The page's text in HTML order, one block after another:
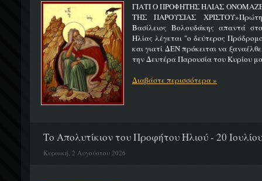
ΓΙΑΤΙ Ο ΠΡΟΦΗΤΗΣ ΗΛΙΑΣ
ΤΗΣ ΠΑΡΟΥΣΙΑΣ
Βασίλειος Βολουδάκης απαντά
Ηλίας λέγεται "ο δεύτερος
και γιατί ΔΕΝ πρόκειται να
την Δευτέρα Παρουσία του Κυρίου
Διαβάστε περισσότερα »
Το Απολυτίκιον του Προφήτου Ηλιού - 20 Ιουλίου
Κυριακή, 2 Αυγούστου 2026